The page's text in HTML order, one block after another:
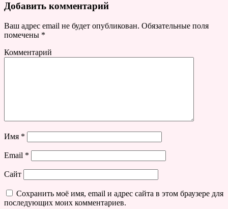
Добавить комментарий
Ваш адрес email не будет опубликован. Обязательные поля
помечены *
Комментарий
Имя *
Email *
Сайт
Сохранить моё имя, email и адрес сайта в этом браузере для
последующих моих комментариев.